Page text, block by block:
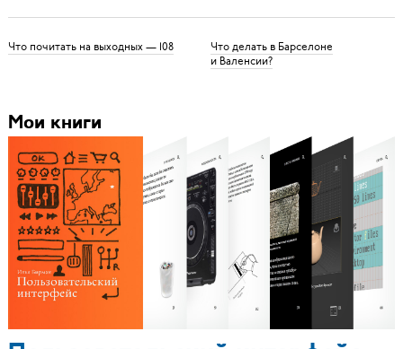
Что почитать на выходных — 108
Что делать в Барселоне
и Валенсии?
Мои книги